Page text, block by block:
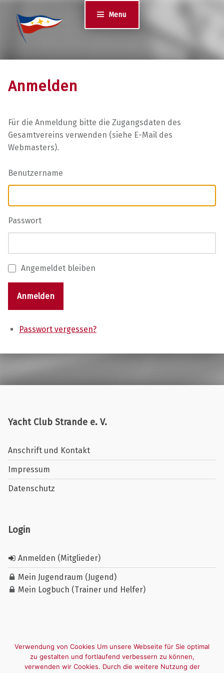
Menu
Anmelden
Für die Anmeldung bitte die Zugangsdaten des
Gesamtvereins verwenden (siehe E-Mail des
Webmasters).
Benutzername
Passwort
Angemeldet bleiben
Anmelden
Passwort vergessen?
Yacht Club Strande e. V.
Anschrift und Kontakt
Impressum
Datenschutz
Login
Anmelden (Mitglieder)
Mein Jugendraum (Jugend)
Mein Logbuch (Trainer und Helfer)
Verwendung von Cookies Um unsere Webseite für Sie optimal
zu gestalten und fortlaufend verbessern zu können,
verwenden wir Cookies. Durch die weitere Nutzung der